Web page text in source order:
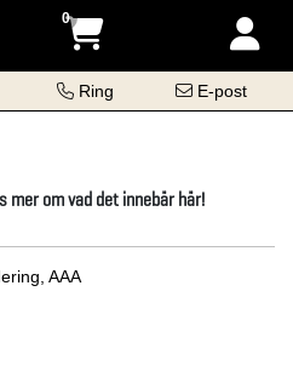
0
Ring E-post
mer om vad det innebär här!
AAA